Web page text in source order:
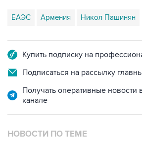
ЕАЭС Армения Никол Пашинян
Купить подписку на
Подписаться на рассылку
Получать оперативные
канале
НОВОСТИ ПО ТЕМЕ